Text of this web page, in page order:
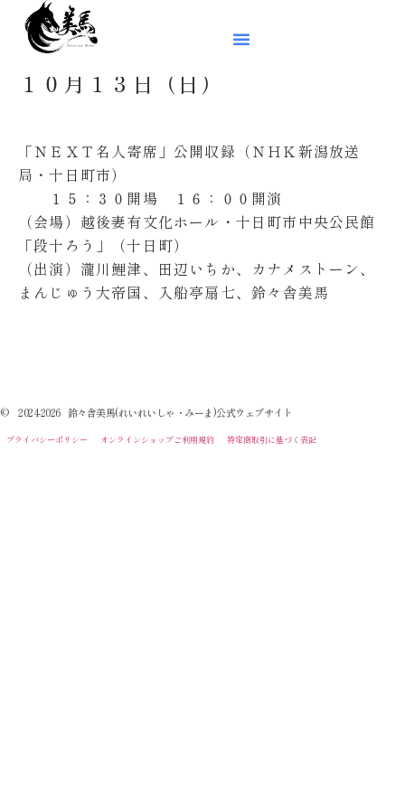
１０月１３日（日）
「ＮＥＸＴ名人寄席」公開収録（ＮＨＫ新潟放送
局・十日町市）
１５：３０開場 １６：００開演
（会場）越後妻有文化ホール・十日町市中央公民館
「段十ろう」（十日町）
（出演）瀧川鯉津、田辺いちか、カナメストーン、
まんじゅう大帝国、入船亭扇七、鈴々舎美馬
© 2024-2026 鈴々舎美馬(れいれいしゃ・みーま)公式ウェブサイト
プライバシーポリシー オンラインショップご利用規約 特定商取引に基づく表記